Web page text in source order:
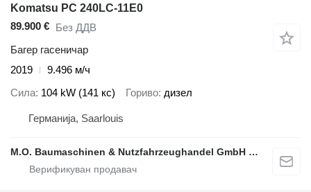
Komatsu PC 240LC-11E0
89.900 € Без ДДВ
Багер гасеничар
2019
9.496 м/ч
Сила 104 kW (141 кс) Гориво дизел
Германија, Saarlouis
M.O. Baumaschinen & Nutzfahrzeughandel GmbH & CO.